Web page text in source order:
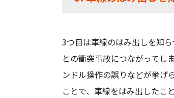
3つ目は車線のはみ出しを知
との衝突事故につながってし
ンドル操作の誤りなどが挙げ
ことで、車線をはみ出したこ